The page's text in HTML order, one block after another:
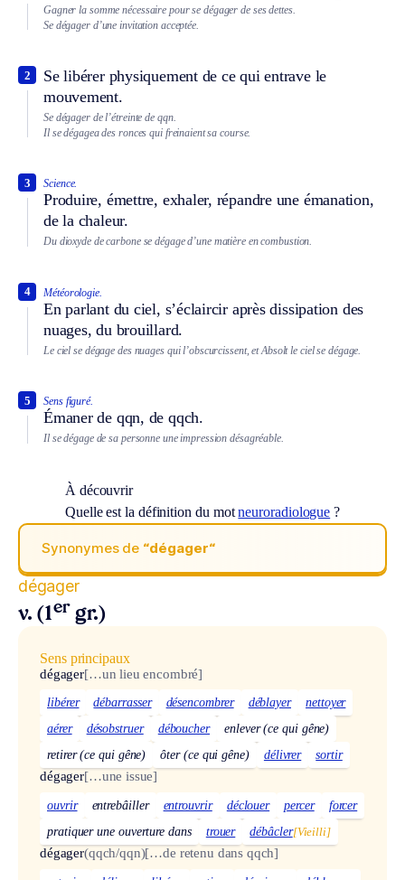
Gagner la somme nécessaire pour se dégager de ses dettes.
Se dégager d’une invitation acceptée.
Se libérer physiquement de ce qui entrave le
mouvement.
2
Se dégager de l’étreinte de qqn.
Il se dégagea des ronces qui freinaient sa course.
Science.
Produire, émettre, exhaler, répandre une émanation,
de la chaleur.
3
Du dioxyde de carbone se dégage d’une matière en combustion.
Météorologie.
En parlant du ciel, s’éclaircir après dissipation des
nuages, du brouillard.
4
Le ciel se dégage des nuages qui l’obscurcissent, etAbsolt le ciel se dégage.
Sens figuré.
Émaner de qqn, de qqch.
5
Il se dégage de sa personne une impression désagréable.
À découvrir
Quelle est la définition du motneuroradiologue ?
Synonymes de “dégager“
dégager
v. (1er gr.)
Sens principaux
dégager[…un lieu encombré]
libérer débarrasser désencombrer déblayer
nettoyer
aérer
désobstruer déboucher
enlever (ce qui gêne)
retirer (ce qui gêne)
ôter (ce qui gêne) délivrer sortir
dégager[…une issue]
ouvrir entrebâiller entrouvrir déclouer percer
forcer
pratiquer une ouverture dans
trouer débâcler[Vieilli]
dégager(qqch/qqn)[…de retenu dans qqch]